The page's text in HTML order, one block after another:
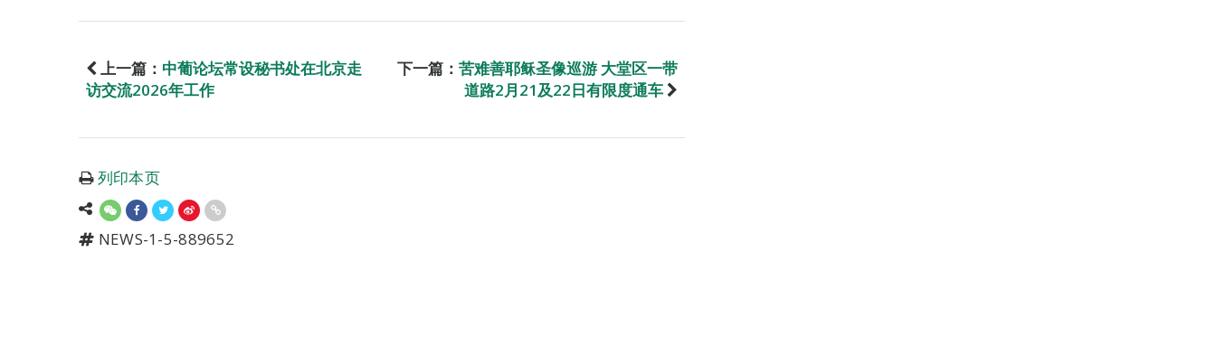
上一篇： 中葡论坛常设秘书处在北京走
访交流2026年工作
下一篇： 苦难善耶稣圣像巡游 大堂区一带
道路2月21及22日有限度通车
列印本页
NEWS-1-5-889652